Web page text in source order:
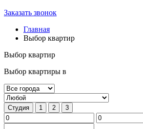
Заказать звонок
Главная
Выбор квартир
Выбор квартир
Выбор квартиры в
Студия 1 2 3